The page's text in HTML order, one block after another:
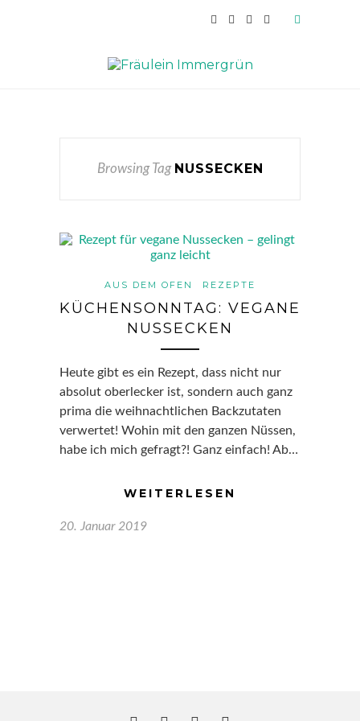
Browsing Tag NUSSECKEN
AUS DEM OFEN REZEPTE
KÜCHENSONNTAG: VEGANE
NUSSECKEN
Heute gibt es ein Rezept, dass nicht nur
absolut oberlecker ist, sondern auch ganz
prima die weihnachtlichen Backzutaten
verwertet! Wohin mit den ganzen Nüssen,
habe ich mich gefragt?! Ganz einfach! Ab…
WEITERLESEN
20. Januar 2019